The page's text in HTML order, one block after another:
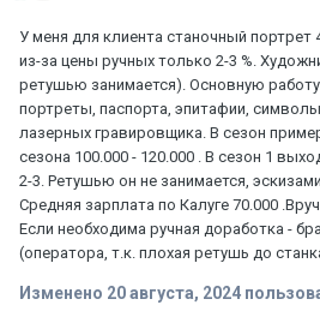
У меня для клиента станочный портрет
из-за цены ручных только 2-3 %.
ретушью занимается). Основную
портреты, паспорта, эпитафии,
лазерных гравировщика. В сезон
сезона 100.000 - 120.000 . В сезон 1
2-3. Ретушью он не занимается,
Средняя зарплата по Калуге 70.000
Если необходима ручная доработка -
(оператора, т.к. плохая ретушь до
Изменено 20 августа, 2024